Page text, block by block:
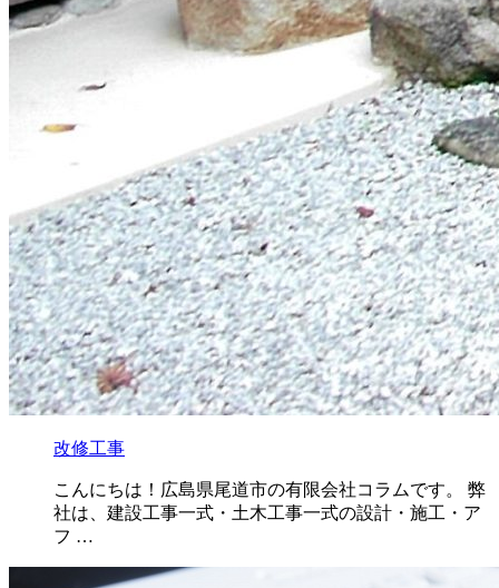
改修工事
こんにちは！広島県尾道市の有限会社コラムです。 弊
社は、建設工事一式・土木工事一式の設計・施工・ア
フ …